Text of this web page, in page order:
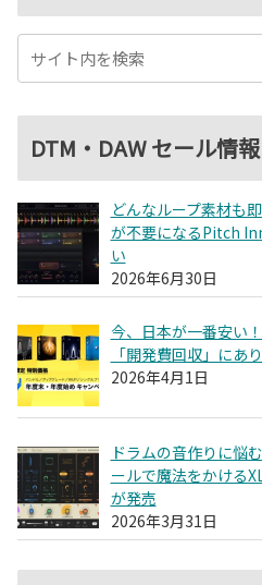
DTM・DAW セール情報
どんなループ素材も
が不要になるPitch
い
2026年6月30日
今、日本が一番安い
「開発費回収」にあり
2026年4月1日
ドラムの音作りに悩
ールで魔法をかける
が発売
2026年3月31日